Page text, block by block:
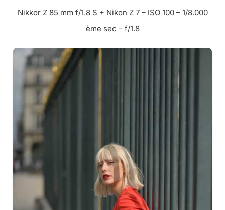
Nikkor Z 85 mm f/1.8 S + Nikon Z 7 – ISO 100 – 1/8.000
ème sec – f/1.8